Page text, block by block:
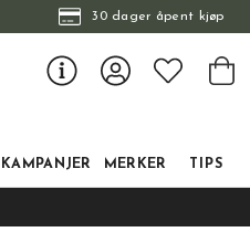
30 dager åpent kjøp
KAMPANJER MERKER TIPS